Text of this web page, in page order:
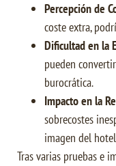
Percepción de
coste extra,
Dificultad en la
pueden
burocrática.
Impacto en la
sobrecostes
imagen del
Tras varias pruebas e